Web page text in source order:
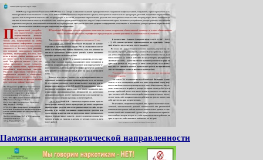
Памятки антинаркотической направленности